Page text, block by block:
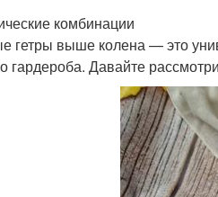
комбинации
гетры выше колена — это
гардероба. Давайте